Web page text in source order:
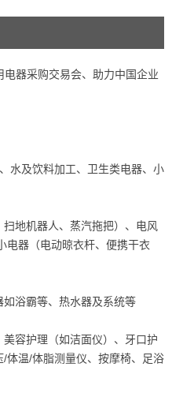
器采购交易会、助力中国企业
水及饮料加工、卫生类电器、小
地机器人、蒸汽拖把）、电风
电器（电动晾衣杆、便携干衣
浴霸等、热水器及系统等
容护理（如洁面仪）、牙口护
体温/体脂测量仪、按摩椅、足浴